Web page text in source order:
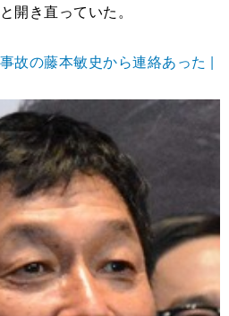
開き直っていた。
故の藤本敏史から連絡あった |